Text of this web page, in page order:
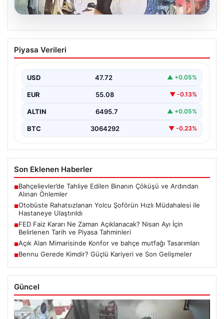
Otobüste Rahatsızlanan Yolcu Şoförün
Hızlı Müdahalesi ile Hastaneye
Trabzon’da halk otobüsünde aniden rahatsızlanan 76
Sinan…
Piyasa Verileri
USD 47.72 ▲ +0.05%
EUR 55.08 ▼ -0.13%
ALTIN 6495.7 ▲ +0.05%
BTC 3064292 ▼ -0.23%
Son Eklenen Haberler
■Bahçelievler’de Tahliye Edilen Binanın Çöküşü ve Ardından
Alınan Önlemler
■Otobüste Rahatsızlanan Yolcu Şoförün Hızlı Müdahalesi ile
Hastaneye Ulaştırıldı
■FED Faiz Kararı Ne Zaman Açıklanacak? Nisan Ayı İçin
Belirlenen Tarih ve Piyasa Tahminleri
■Açık Alan Mimarisinde Konfor ve bahçe mutfağı Tasarımları
■Bennu Gerede Kimdir? Güçlü Kariyeri ve Son Gelişmeler
Güncel